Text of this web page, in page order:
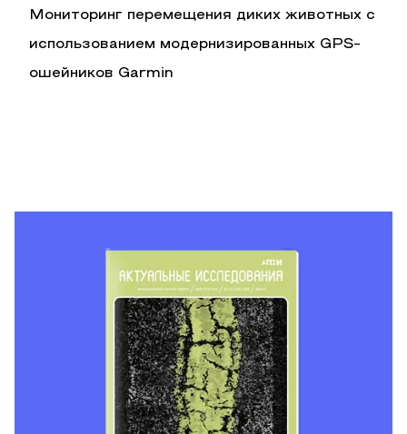
Мониторинг перемещения диких животных с
использованием модернизированных GPS-
ошейников Garmin